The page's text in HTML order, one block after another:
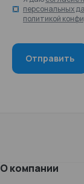
персональных
политикой
О компании